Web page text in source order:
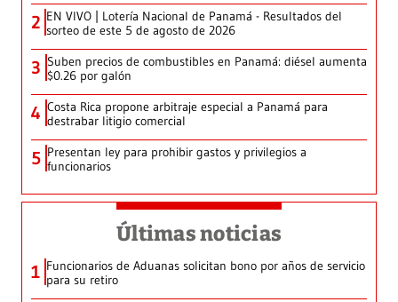
2 EN VIVO | Lotería Nacional de Panamá - Resultados del
sorteo de este 5 de agosto de 2026
3 Suben precios de combustibles en Panamá: diésel aumenta
$0.26 por galón
4 Costa Rica propone arbitraje especial a Panamá para
destrabar litigio comercial
5 Presentan ley para prohibir gastos y privilegios a
funcionarios
Últimas noticias
1 Funcionarios de Aduanas solicitan bono por años de servicio
para su retiro